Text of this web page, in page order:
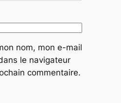
nom, mon e-mail
le navigateur
commentaire.